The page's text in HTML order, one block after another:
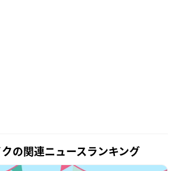
クの関連ニュースランキング